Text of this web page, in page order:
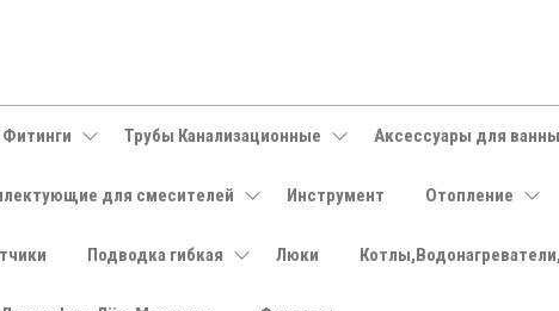
Трубы Канализационные Аксессуары для ванны
для смесителей Инструмент Отопление
Подводка гибкая Люки